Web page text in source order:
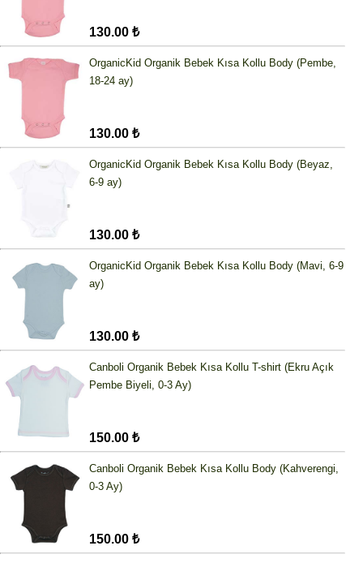
130.00 ₺
OrganicKid Organik Bebek Kısa Kollu Body (Pembe,
18-24 ay)
130.00 ₺
OrganicKid Organik Bebek Kısa Kollu Body (Beyaz,
6-9 ay)
130.00 ₺
OrganicKid Organik Bebek Kısa Kollu Body (Mavi, 6-9
ay)
130.00 ₺
Canboli Organik Bebek Kısa Kollu T-shirt (Ekru Açık
Pembe Biyeli, 0-3 Ay)
150.00 ₺
Canboli Organik Bebek Kısa Kollu Body (Kahverengi,
0-3 Ay)
150.00 ₺